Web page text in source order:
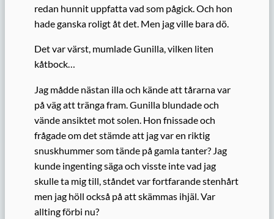
redan hunnit uppfatta vad som pågick. Och hon
hade ganska roligt åt det. Men jag ville bara dö.
Det var värst, mumlade Gunilla, vilken liten
kåtbock…
Jag mådde nästan illa och kände att tårarna var
på väg att tränga fram. Gunilla blundade och
vände ansiktet mot solen. Hon fnissade och
frågade om det stämde att jag var en riktig
snuskhummer som tände på gamla tanter? Jag
kunde ingenting säga och visste inte vad jag
skulle ta mig till, ståndet var fortfarande stenhårt
men jag höll också på att skämmas ihjäl. Var
allting förbi nu?